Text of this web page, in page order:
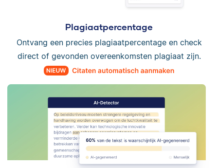
Plagiaatpercentage
Ontvang een precies plagiaatpercentage en check
direct of gevonden overeenkomsten plagiaat zijn.